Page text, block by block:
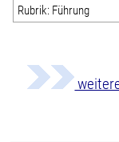
Rubrik: Führung